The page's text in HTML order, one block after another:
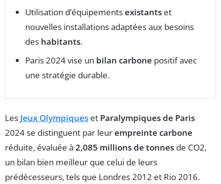
Utilisation d’équipementsexistants et
nouvelles installations adaptées aux besoins
des habitants.
Paris 2024 vise un bilan carbone positif avec
une stratégie durable.
Les Jeux Olympiques et Paralympiques de Paris
2024 se distinguent par leurempreinte carbone
réduite, évaluée à 2,085 millions de tonnes de CO2,
un bilan bien meilleur que celui de leurs
prédécesseurs, tels que Londres 2012 et Rio 2016.